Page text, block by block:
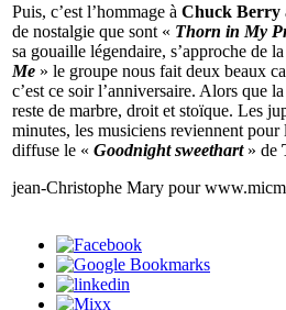
Puis, c’est l’hommage à Chuck Berry
de nostalgie que sont « Thorn in My
sa gouaille légendaire, s’approche de
Me » le groupe nous fait deux beaux
c’est ce soir l’anniversaire. Alors que
reste de marbre, droit et stoïque. Les
minutes, les musiciens reviennent
diffuse le « Goodnight sweethart» de
jean-Christophe Mary pour